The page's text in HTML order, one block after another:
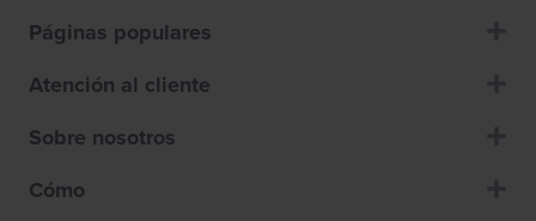
Páginas populares
Atención al cliente
Sobre nosotros
Cómo